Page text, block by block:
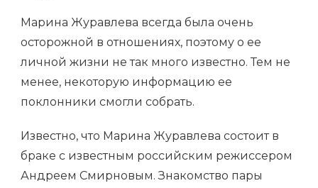
Марина Журавлева всегда была очень
осторожной в отношениях, поэтому о ее
личной жизни не так много известно. Тем не
менее, некоторую информацию ее
поклонники смогли собрать.
Известно, что Марина Журавлева состоит в
браке с известным российским режиссером
Андреем Смирновым. Знакомство пары